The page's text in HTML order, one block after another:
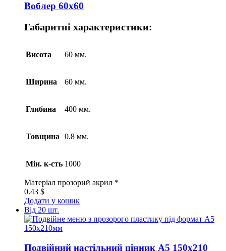
Воблер 60х60
Габаритні характеристики:
Висота 60 мм.
Ширина 60 мм.
Глибина 400 мм.
Товщина 0.8 мм.
Мін. к-сть 1000
Матеріал прозорий акрил *
0.43 $
Додати у кошик
Від 20 шт.
Подвійний настільний цінник А5 150х210